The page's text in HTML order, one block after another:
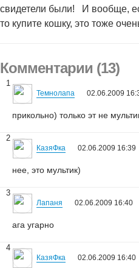
свидетели были!
И вообще,
то купите кошку, это тоже
Комментарии (13)
1
Темнолапа 02.06.2009
прикольно) только эт не
2
КазяФка 02.06.2009 16:39
нее, это мультик)
3
Лапаня 02.06.2009 16:40
ага угарно
4
КазяФка 02.06.2009 16:40